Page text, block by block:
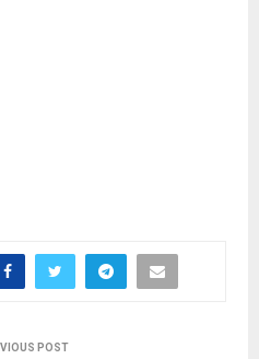
POST